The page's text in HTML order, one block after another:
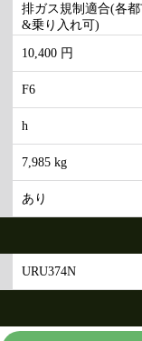
排ガス規制適合(各
&乗り入れ可)
10,400 円
F6
h
7,985 kg
あり
URU374N